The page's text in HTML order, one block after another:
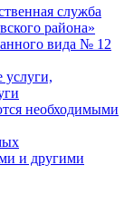
служба
района»
вида № 12
услуги,
необходимыми
и другими